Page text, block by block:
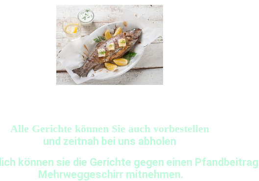
Alle Gerichte können Sie auch vorbestellen
und zeitnah bei uns abholen
können sie die Gerichte gegen einen
Mehrweggeschirr mitnehmen.